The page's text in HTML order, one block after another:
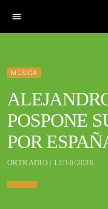
menu
MÚSICA
POSPONE
POR
ORTRADIO | 12/10/2020